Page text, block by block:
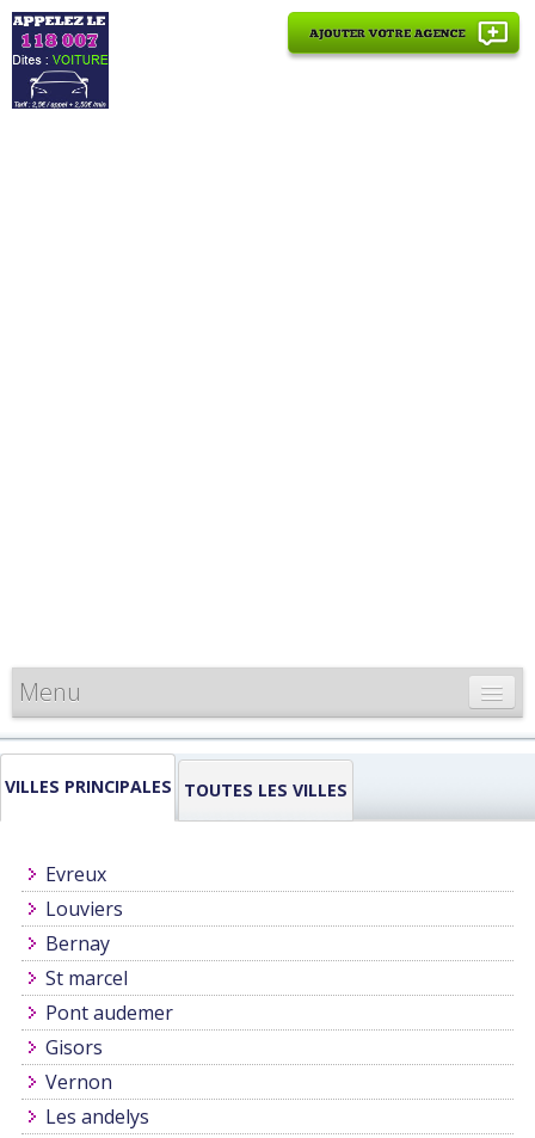
Menu
CARTE DE FRANCE
INFORMATIONS
VILLES PRINCIPALES TOUTES LES VILLES
Evreux
Louviers
Bernay
St marcel
Pont audemer
Gisors
Vernon
Les andelys